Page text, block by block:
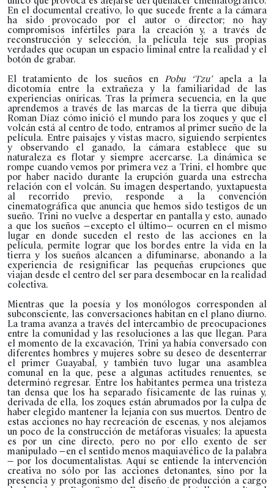
En el documental creativo, lo que sucede frente a la cámara
ha sido provocado por el autor o director; no hay
compromisos infértiles para la creación y, a través de
reconstrucción y selección, la película teje sus propias
verdades que ocupan un espacio liminal entre la realidad y el
botón de grabar.
El tratamiento de los sueños enPobu ‘Tzu’apela a la
dicotomía entre la extrañeza y la familiaridad de las
experiencias oníricas. Tras la primera secuencia, en la que
aprendemos a través de las marcas de la tierra que dibuja
Roman Díaz cómo inició el mundo para los zoques y que el
volcán está al centro de todo, entramos al primer sueño de la
película. Entre paisajes y vistas macro, siguiendo serpientes
y observando el ganado, la cámara establece que su
naturaleza es flotar y siempre acercarse. La dinámica se
rompe cuando vemos por primera vez a Trini, el hombre que
por haber nacido durante la erupción guarda una estrecha
relación con el volcán. Su imagen despertando, yuxtapuesta
al recorrido previo, responde a la convención
cinematográfica que anuncia que hemos sido testigos de un
sueño. Trini no vuelve a despertar en pantalla y esto, aunado
a que los sueños —excepto el último— ocurren en el mismo
lugar en donde suceden el resto de las acciones en la
película, permite lograr que los bordes entre la vida en la
tierra y los sueños alcancen a difuminarse, abonando a la
experiencia de resignificar las pequeñas erupciones que
viajan desde el centro del ser para desembocar en la realidad
colectiva.
Mientras que la poesía y los monólogos corresponden al
subconsciente, las conversaciones habitan en el plano diurno.
La trama avanza a través del intercambio de preocupaciones
entre la comunidad y las resoluciones a las que llegan. Para
el momento de la excavación, Trini ya había conversado con
diferentes hombres y mujeres sobre su deseo de desenterrar
el primer Guayabal, y también tuvo lugar una asamblea
comunal en la que, pese a algunas actitudes renuentes, se
determinó regresar. Entre los habitantes permea una tristeza
tan densa que los ha separado físicamente de las ruinas y,
derivada de ella, los zoques están abrumados por la culpa de
haber elegido mantener la lejanía con sus muertos. Dentro de
estas acciones no hay recreación de escenas, y nos alejamos
un poco de la construcción de metáforas visuales; la apuesta
es por un cine directo, pero no por ello exento de ser
manipulado —en el sentido menos maquiavélico de la palabra
— por los documentalistas. Aquí se entiende la intervención
creativa no sólo por las acciones detonantes, sino por la
presencia y protagonismo del diseño de producción a cargo